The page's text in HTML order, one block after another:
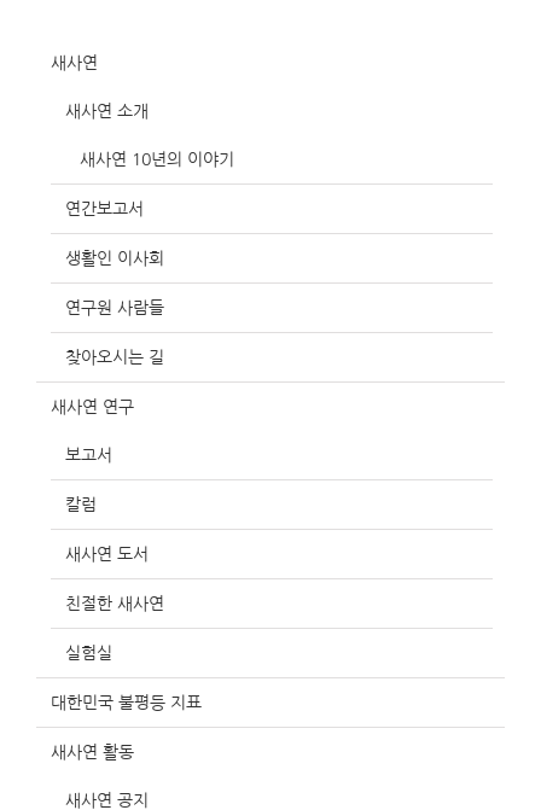
새사연
새사연 소개
새사연 10년의 이야기
연간보고서
생활인 이사회
연구원 사람들
찾아오시는 길
새사연 연구
보고서
칼럼
새사연 도서
친절한 새사연
실험실
대한민국 불평등 지표
새사연 활동
새사연 공지